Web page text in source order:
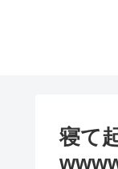
寝て